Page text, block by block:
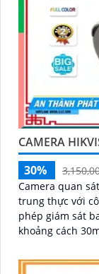
CAMERA
30%
Camera quan
trung thực với
phép giám sát
khoảng cách 30m. Với độ phân giải Ultra 2k, hình